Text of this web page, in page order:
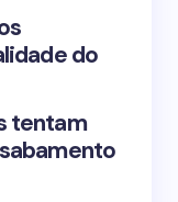
do
tentam